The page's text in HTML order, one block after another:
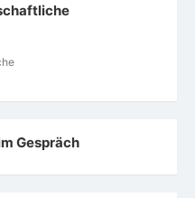
Gespräch